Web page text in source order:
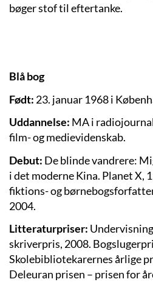
bøger stof til eftertanke.
Blå bog
Født: 23. januar 1968 i
Uddannelse: MA i
film- og medievidenskab.
Debut: De blinde vandrere:
i det moderne Kina. Planet X,
fiktions- og
2004.
Litteraturpriser:
skriverpris, 2008.
Skolebibliotekarernes årlige
Deleuran prisen – prisen for